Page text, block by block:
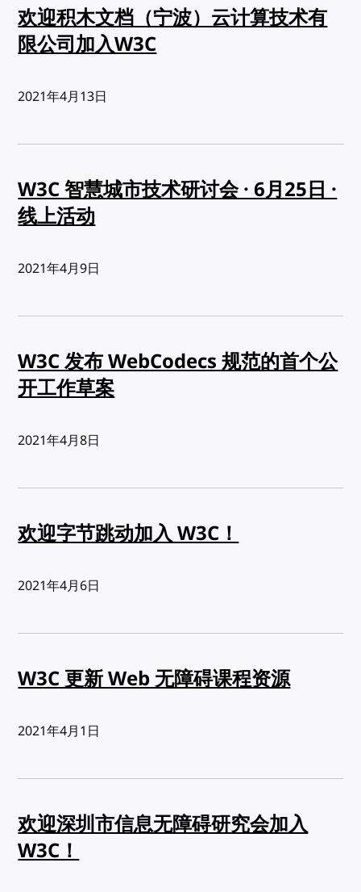
欢迎积木文档（宁波）云计算技术有
限公司加入W3C
发布:
2021年4月13日
W3C 智慧城市技术研讨会 · 6月25日 ·
线上活动
发布:
2021年4月9日
W3C 发布 WebCodecs 规范的首个公
开工作草案
发布:
2021年4月8日
欢迎字节跳动加入 W3C！
发布:
2021年4月6日
W3C 更新 Web 无障碍课程资源
发布:
2021年4月1日
欢迎深圳市信息无障碍研究会加入
W3C！